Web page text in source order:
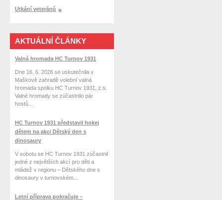
Utkání veteránů
AKTUÁLNÍ ČLÁNKY
Valná hromada HC Turnov 1931
Dne 16. 6. 2026 se uskutečnila v
Maškově zahradě volební valná
hromada spolku HC Turnov 1931, z.s.
Valné hromady se zúčastnilo pár
hostů...
HC Turnov 1931 představil hokej
dětem na akci Dětský den s
dinosaury
V sobotu se HC Turnov 1931 zúčastnil
jedné z největších akcí pro děti a
mládež v regionu – Dětského dne s
dinosaury v turnovském...
Letní příprava pokračuje –